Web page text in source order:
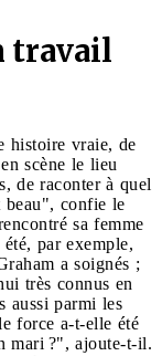
travail
histoire vraie, de
scène le lieu
de raconter à quel
confie le
sa femme
par exemple,
a soignés ;
très connus en
aussi parmi les
force a-t-elle été
mari ?", ajoute-t-il.